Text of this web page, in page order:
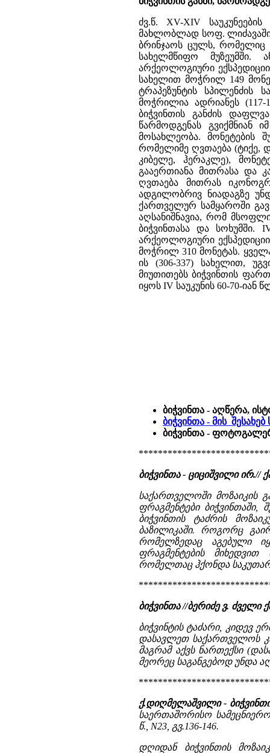
ძვ.წ. XV-XIV
მახლობლად სოფ.
ბრინჯაოს ცულს, რომელიც
სახელმწიფო მუზეუმში.
არქეოლოგიური
სახელით მოჭრილ 149
ტრაპეზუნტის სპილენძის
მოჭრილია ადრიანეს (117-
ბიჭვინთის განძის
წარმოდგენას გვიქმნიან
მოსახლეობა. მონეტების
რომელიმე ღვთაება (ტიქე,
კიბელე, ჰერაკლე),
გააერთიანა მითრასა და
ღვთაება მითრას
ადგილობრივ ნიადაგზე
ქართველურ სამყაროში
აღსანიშნავია, რომ
ბიჭვინთასა და სოხუმში.
არქეოლოგიური
მოჭრილ 310 მონეტას.
ის (306-337) სახელით,
მიუთითებს ბიჭვინთის
იყოს IV საუკუნის 60-70-იან
ბიჭვინთა - აღწერა,
ბიჭვინთა - მის
ბიჭვინთა -
ბიჭვინთა - ციციშვილი ირ.//
საქართველოში მოზაიკის
ფრაგმენტები ბიჭვინთაში,
ბიჭვინთის ტაძრის
ბაზილიკაში. როგორც
რომელზედაც აგებული
ფრაგმენტების
რომელთაც ჰქონდა
ბიჭვინთა //ბერიძე ვ.
ბიჭვინტის ტაძარი, კიდევ
დასავლეთ საქართველოს
მაგრამ აქვს ნართექსი
მეორეც საგანგებოდ უნდა
ქ.დიღმელაშვილი -
საერთაშორისო
წ., N23, გვ.136-146.
დღიდან ბიჭვინთის